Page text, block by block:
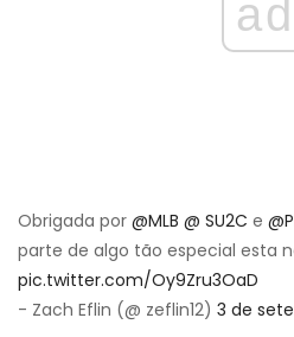
ad
Obrigada por @MLB @ SU2C e
parte de algo tão especial esta
pic.twitter.com/Oy9Zru3OaD
- Zach Eflin (@ zeflin12) 3 de